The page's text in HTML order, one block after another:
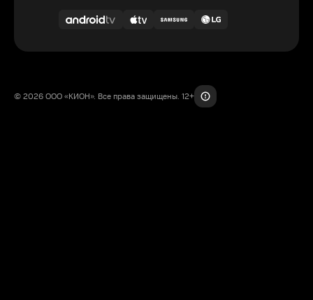
© 2026 ООО «КИОН». Все права защищены. 12+